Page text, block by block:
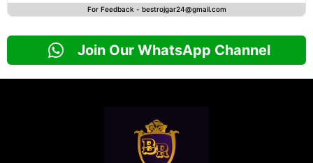
For Feedback - bestrojgar24@gmail.com
Join Our WhatsApp Channel